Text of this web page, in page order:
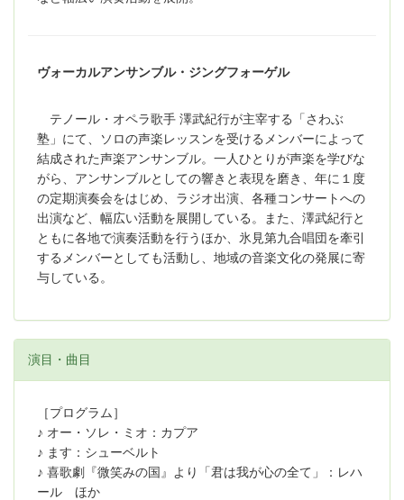
ヴォーカルアンサンブル・ジングフォーゲル
テノール・オペラ歌手 澤武紀行が主宰する「さわぶ
塾」にて、ソロの声楽レッスンを受けるメンバーによって
結成された声楽アンサンブル。一人ひとりが声楽を学びな
がら、アンサンブルとしての響きと表現を磨き、年に１度
の定期演奏会をはじめ、ラジオ出演、各種コンサートへの
出演など、幅広い活動を展開している。また、澤武紀行と
ともに各地で演奏活動を行うほか、氷見第九合唱団を牽引
するメンバーとしても活動し、地域の音楽文化の発展に寄
与している。
演目・曲目
［プログラム］
♪ オー・ソレ・ミオ：カプア
♪ ます：シューベルト
♪ 喜歌劇『微笑みの国』より「君は我が心の全て」：レハ
ール ほか